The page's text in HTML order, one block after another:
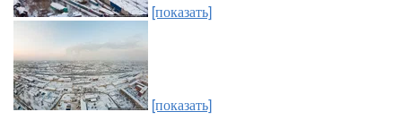
[показать]
[показать]